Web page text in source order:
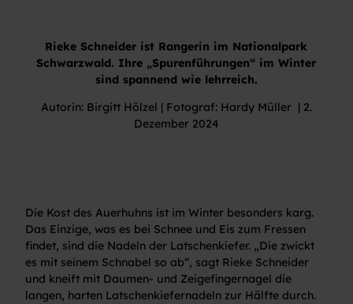
Rieke Schneider ist Rangerin im Nationalpark
Schwarzwald. Ihre „Spurenführungen“ im Winter
sind spannend wie lehrreich.
Autorin: Birgitt Hölzel | Fotograf: Hardy Müller | 2.
Dezember 2024
Die Kost des Auerhuhns ist im Winter besonders karg.
Das Einzige, was es bei Schnee und Eis zum Fressen
findet, sind die Nadeln der Latschenkiefer. „Die zwickt
es mit seinem Schnabel so ab“, sagt Rieke Schneider
und kneift mit Daumen- und Zeigefingernagel die
langen, harten Latschenkiefernadeln zur Hälfte durch.